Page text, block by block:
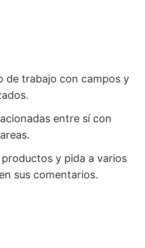
de trabajo con campos y
entre sí con
y pida a varios
sus comentarios.